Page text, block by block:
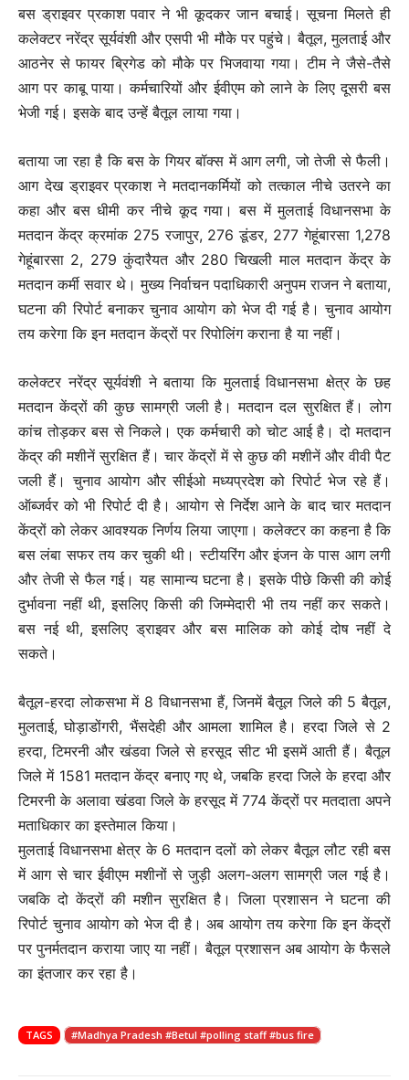
बस ड्राइवर प्रकाश पवार ने भी कूदकर जान बचाई। सूचना मिलते ही
कलेक्टर नरेंद्र सूर्यवंशी और एसपी भी मौके पर पहुंचे। बैतूल, मुलताई और
आठनेर से फायर ब्रिगेड को मौके पर भिजवाया गया। टीम ने जैसे-तैसे
आग पर काबू पाया। कर्मचारियों और ईवीएम को लाने के लिए दूसरी बस
भेजी गई। इसके बाद उन्हें बैतूल लाया गया।
बताया जा रहा है कि बस के गियर बॉक्स में आग लगी, जो तेजी से फैली।
आग देख ड्राइवर प्रकाश ने मतदानकर्मियों को तत्काल नीचे उतरने का
कहा और बस धीमी कर नीचे कूद गया। बस में मुलताई विधानसभा के
मतदान केंद्र क्रमांक 275 रजापुर, 276 डूंडर, 277 गेहूंबारसा 1,278
गेहूंबारसा 2, 279 कुंदारैयत और 280 चिखली माल मतदान केंद्र के
मतदान कर्मी सवार थे। मुख्य निर्वाचन पदाधिकारी अनुपम राजन ने बताया,
घटना की रिपोर्ट बनाकर चुनाव आयोग को भेज दी गई है। चुनाव आयोग
तय करेगा कि इन मतदान केंद्रों पर रिपोलिंग कराना है या नहीं।
कलेक्टर नरेंद्र सूर्यवंशी ने बताया कि मुलताई विधानसभा क्षेत्र के छह
मतदान केंद्रों की कुछ सामग्री जली है। मतदान दल सुरक्षित हैं। लोग
कांच तोड़कर बस से निकले। एक कर्मचारी को चोट आई है। दो मतदान
केंद्र की मशीनें सुरक्षित हैं। चार केंद्रों में से कुछ की मशीनें और वीवी पैट
जली हैं। चुनाव आयोग और सीईओ मध्यप्रदेश को रिपोर्ट भेज रहे हैं।
ऑब्जर्वर को भी रिपोर्ट दी है। आयोग से निर्देश आने के बाद चार मतदान
केंद्रों को लेकर आवश्यक निर्णय लिया जाएगा। कलेक्टर का कहना है कि
बस लंबा सफर तय कर चुकी थी। स्टीयरिंग और इंजन के पास आग लगी
और तेजी से फैल गई। यह सामान्य घटना है। इसके पीछे किसी की कोई
दुर्भावना नहीं थी, इसलिए किसी की जिम्मेदारी भी तय नहीं कर सकते।
बस नई थी, इसलिए ड्राइवर और बस मालिक को कोई दोष नहीं दे
सकते।
बैतूल-हरदा लोकसभा में 8 विधानसभा हैं, जिनमें बैतूल जिले की 5 बैतूल,
मुलताई, घोड़ाडोंगरी, भैंसदेही और आमला शामिल है। हरदा जिले से 2
हरदा, टिमरनी और खंडवा जिले से हरसूद सीट भी इसमें आती हैं। बैतूल
जिले में 1581 मतदान केंद्र बनाए गए थे, जबकि हरदा जिले के हरदा और
टिमरनी के अलावा खंडवा जिले के हरसूद में 774 केंद्रों पर मतदाता अपने
मताधिकार का इस्तेमाल किया।
मुलताई विधानसभा क्षेत्र के 6 मतदान दलों को लेकर बैतूल लौट रही बस
में आग से चार ईवीएम मशीनों से जुड़ी अलग-अलग सामग्री जल गई है।
जबकि दो केंद्रों की मशीन सुरक्षित है। जिला प्रशासन ने घटना की
रिपोर्ट चुनाव आयोग को भेज दी है। अब आयोग तय करेगा कि इन केंद्रों
पर पुनर्मतदान कराया जाए या नहीं। बैतूल प्रशासन अब आयोग के फैसले
का इंतजार कर रहा है।
TAGS #Madhya Pradesh #Betul #polling staff #bus fire